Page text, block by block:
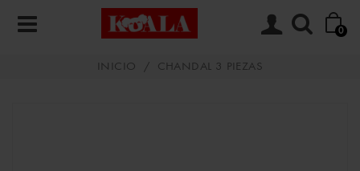
0
INICIO / CHANDAL 3 PIEZAS